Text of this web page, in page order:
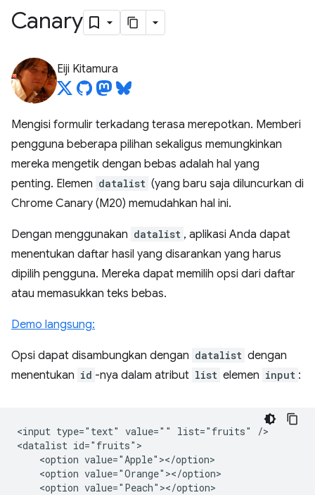
Canary
Eiji Kitamura
Mengisi formulir terkadang terasa merepotkan. Memberi
pengguna beberapa pilihan sekaligus memungkinkan
mereka mengetik dengan bebas adalah hal yang
penting. Elemen datalist (yang baru saja diluncurkan di
Chrome Canary (M20) memudahkan hal ini.
Dengan menggunakan datalist , aplikasi Anda dapat
menentukan daftar hasil yang disarankan yang harus
dipilih pengguna. Mereka dapat memilih opsi dari daftar
atau memasukkan teks bebas.
Demo langsung:
Opsi dapat disambungkan dengan datalist dengan
menentukan id -nya dalam atribut list elemen input :
<input type="text" value="" list="fruits" />
<datalist id="fruits">
    <option value="Apple"></option>
    <option value="Orange"></option>
    <option value="Peach"></option>